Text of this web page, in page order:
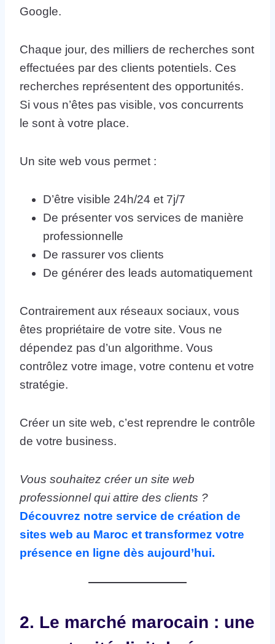
Google.
Chaque jour, des milliers de recherches sont
effectuées par des clients potentiels. Ces
recherches représentent des opportunités.
Si vous n’êtes pas visible, vos concurrents
le sont à votre place.
Un site web vous permet :
D’être visible 24h/24 et 7j/7
De présenter vos services de manière
professionnelle
De rassurer vos clients
De générer des leads automatiquement
Contrairement aux réseaux sociaux, vous
êtes propriétaire de votre site. Vous ne
dépendez pas d’un algorithme. Vous
contrôlez votre image, votre contenu et votre
stratégie.
Créer un site web, c’est reprendre le contrôle
de votre business.
Vous souhaitez créer un site web
professionnel qui attire des clients ?
Découvrez notre service de création de
sites web au Maroc et transformez votre
présence en ligne dès aujourd’hui.
2. Le marché marocain : une